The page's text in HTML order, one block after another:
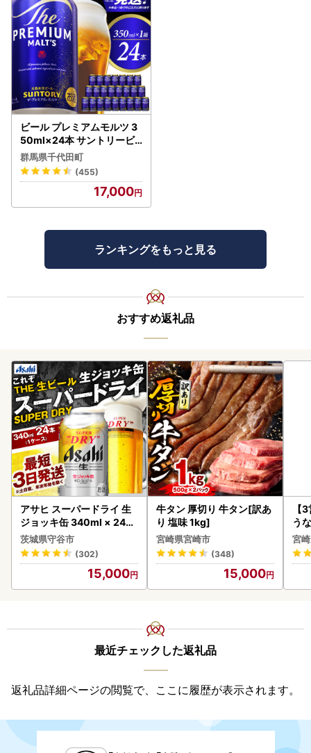
ビール プレミアムモルツ 3
50ml×24本 サントリービ
ール
群馬県千代田町
(455)
17,000
ランキングをもっと見る
おすすめ返礼品
アサヒ スーパードライ 生
ジョッキ缶 340ml × 24本
(1ケース) ＜茨城工場＞ 缶
ビール お酒 Asahi 守谷市
茨城県守谷市
(302)
15,000
牛タン 厚切り 牛タン[訳あ
り 塩味 1kg]
宮崎県宮崎市
(348)
15,000
【
う
以
宮
最近チェックした返礼品
返礼品詳細ページの閲覧で、ここに履歴が表示されます。